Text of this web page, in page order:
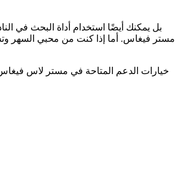
مستر فيغاس. أما إذا كنت من محبي السهر
خيارات الدعم المتاحة في مستر لاس